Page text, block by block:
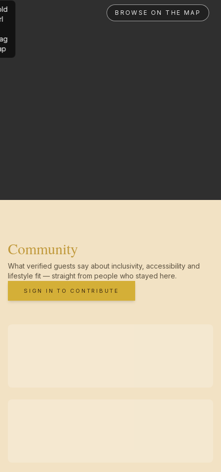
BROWSE ON THE MAP
Community
What verified guests say about inclusivity, accessibility and
lifestyle fit — straight from people who stayed here.
SIGN IN TO CONTRIBUTE